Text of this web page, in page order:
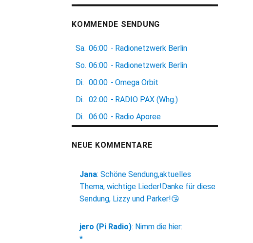
KOMMENDE SENDUNG
Sa. 06:00 - Radionetzwerk Berlin
So. 06:00 - Radionetzwerk Berlin
Di. 00:00 - Omega Orbit
Di. 02:00 - RADIO PAX (Whg.)
Di. 06:00 - Radio Aporee
NEUE KOMMENTARE
Jana: Schöne Sendung,aktuelles
Thema, wichtige Lieder!Danke für diese
Sendung, Lizzy und Parker!😘
jero (Pi Radio): Nimm die hier:
*